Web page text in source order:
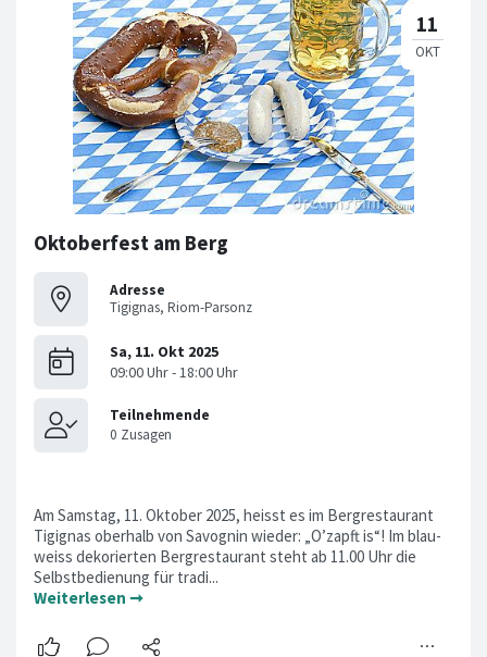
Oktoberfest am Berg
Adresse
Tigignas, Riom-Parsonz
Am Samstag, 11. Oktober 2025, heisst es im Bergrestaurant
Tigignas oberhalb von Savognin wieder: „O’zapft is“! Im blau-
weiss dekorierten Bergrestaurant steht ab 11.00 Uhr die
Selbstbedienung für tradi...
Weiterlesen ➞